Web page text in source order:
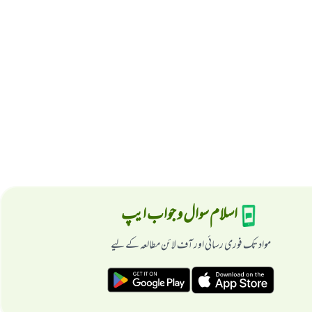
اسلام سوال و جواب ایپ
مواد تک فوری رسائی اور آف لائن مطالعہ کے لیے